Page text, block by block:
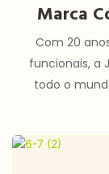
Marca
Com 20
funcionais, a
todo o